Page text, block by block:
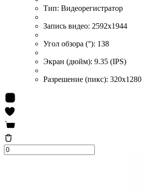
Тип: Видеорегистратор
Запись видео: 2592x1944
Угол обзора (°): 138
Экран (дюйм): 9.35 (IPS)
Разрешение (пикс): 320x1280